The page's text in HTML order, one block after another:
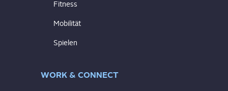
Fitness
Mobilität
Spielen
WORK & CONNECT